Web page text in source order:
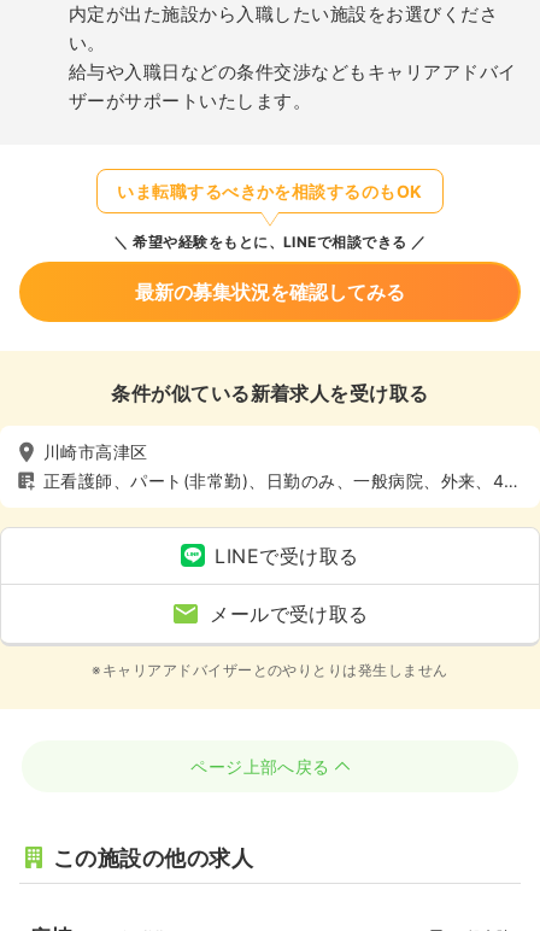
内定が出た施設から入職したい施設をお選びくださ
い。
給与や入職日などの条件交渉などもキャリアアドバイ
ザーがサポートいたします。
いま転職するべきかを相談するのもOK
希望や経験をもとに、LINEで相談できる
最新の募集状況を確認してみる
条件が似ている新着求人を受け取る
川崎市高津区
正看護師、パート(非常勤)、日勤のみ、一般病院、外来、4週
8休以上
LINEで受け取る
メールで受け取る
※キャリアアドバイザーとのやりとりは発生しません
ページ上部へ戻る
この施設の他の求人